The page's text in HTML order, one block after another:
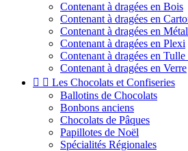
Contenant à dragées en Bois
Contenant à dragées en
Contenant à dragées en Métal
Contenant à dragées en Plexi
Contenant à dragées en Tulle
Contenant à dragées en Verre
  Les Chocolats et Confiseries
Ballotins de Chocolats
Bonbons anciens
Chocolats de Pâques
Papillotes de Noël
Spécialités Régionales